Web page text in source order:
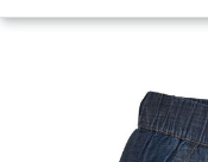
zum
Startseite › Bermuda